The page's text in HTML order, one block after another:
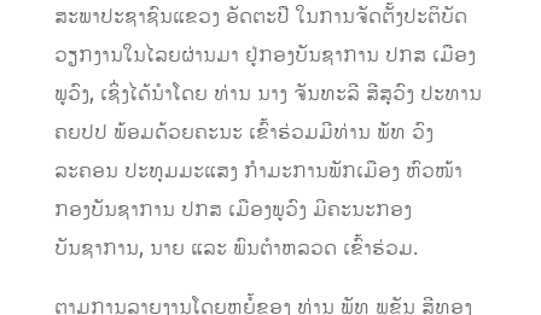
ສະພາປະຊາຊົນແຂວງ ອັດຕະປື ໃນການຈັດຕັ້ງປະຕິບັດ
ວຽກງານໃນໄລຍຜ່ານມາ ຢູ່ກອງບັນຊາການ ປກສ ເມືອງ
ພູວົງ, ເຊິ່ງໄດ້ນໍາໂດຍ ທ່ານ ນາງ ຈັນທະລີ ສີສຸວົງ ປະທານ
ຄຍປປ ພ້ອມດ້ວຍຄະນະ ເຂົ້າຮ່ວມມີທ່ານ ພັທ ວົງ
ລະຄອນ ປະທຸມມະແສງ ກໍາມະການພັກເມືອງ ຫົວໜ້າ
ກອງບັນຊາການ ປກສ ເມືອງພູວົງ ມີຄະນະກອງ
ບັນຊາການ, ນາຍ ແລະ ພົນຕໍາຫລວດ ເຂົ້າຮ່ວມ.
ຕາມການລາຍງານໂດຍຫຍ້ໍຂອງ ທ່ານ ພັທ ພູຂັນ ສີທອງ